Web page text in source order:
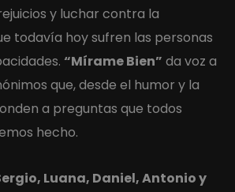
y luchar contra la
todavía hoy sufren las personas
“Mírame Bien” da voz a
que, desde el humor y la
a preguntas que todos
hecho.
Luana, Daniel, Antonio y